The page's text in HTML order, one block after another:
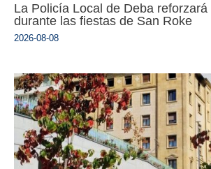
La Policía Local de Deba
durante las fiestas de San Roke
2026-08-08